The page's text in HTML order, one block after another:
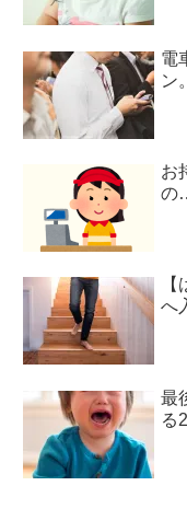
電
ン
お
の
へ
最
る